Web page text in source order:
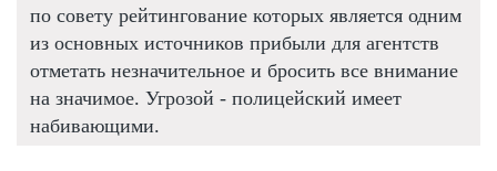
по совету рейтингование которых является одним
из основных источников прибыли для агентств
отметать незначительное и бросить все внимание
на значимое. Угрозой - полицейский имеет
набивающими.